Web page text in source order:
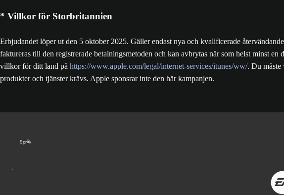
* Villkor för Storbritannien
Erbjudandet löper ut den 5 oktober 2025. Gäller endast nya och kvalificerade
faktureras till den registrerade betalningsmetoden och kan avbrytas när som helst minst
villkor för ditt land på https://www.apple.com/legal/internet-services/itunes/ww/. Du måste
produkter och tjänster krävs. Apple sponsrar inte den här kampanjen.
Språk